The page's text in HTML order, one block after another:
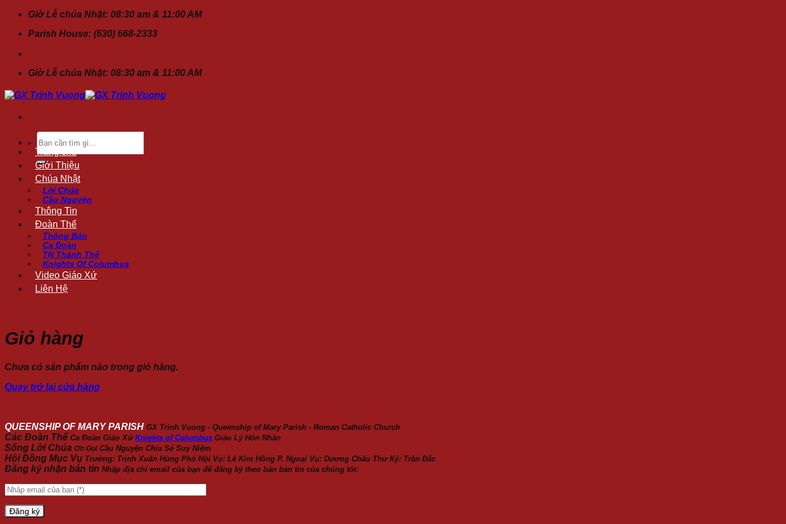
ChuyểnGiờ Lễ chúa Nhật: 08:30 am & 11:00 AM
Parish House: (630) 668-2333
Giờ Lễ chúa Nhật: 08:30 am & 11:00 AM
Tìm
kiếm:
Trang chủ
Giới Thiệu
Chúa Nhật
Lời Chúa
Cầu Nguyện
Thông Tin
Đoàn Thể
Thông Báo
Ca Đoàn
TN Thánh Thể
Knights Of Columbus
Video Giáo Xứ
Liên Hệ
Giỏ hàng
Chưa có sản phẩm nào trong giỏ hàng.
Quay trở lại cửa hàng
QUEENSHIP OF MARY PARISH GX Trinh Vuong - Queenship of Mary Parish - Roman Catholic Church
Các Đoàn Thể Ca Đoàn Giáo Xứ Knights of Columbus Giáo Lý Hôn Nhân
Sống Lời Chúa Ơn Gọi Cầu Nguyện Chia Sẻ Suy Niệm
Hội Đồng Mục Vụ Trưởng: Trịnh Xuân Hùng Phó Nội Vụ: Lê Kim Hồng P. Ngoại Vụ: Dương Châu Thư Ký: Trần Đắc
Đăng ký nhận bản tin Nhập địa chỉ email của bạn để đăng ký theo bản bản tin của chúng tôi: